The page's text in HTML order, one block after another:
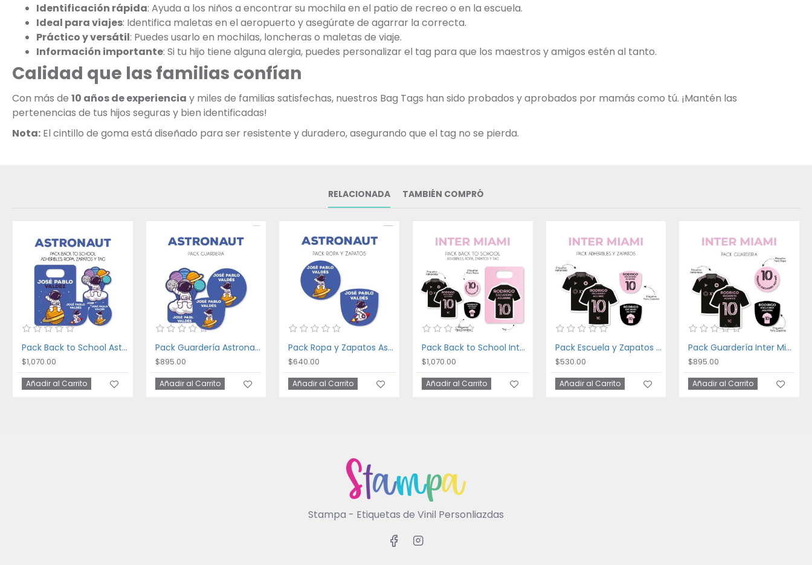
Identificación rápida: Ayuda a los niños a encontrar su mochila en el patio de recreo o en la escuela.
Ideal para viajes: Identifica maletas en el aeropuerto y asegúrate de agarrar la correcta.
Práctico y versátil: Puedes usarlo en mochilas, loncheras o maletas de viaje.
Información importante: Si tu hijo tiene alguna alergia, puedes personalizar el tag para que los maestros y amigos estén al tanto.
Calidad que las familias confían
Con más de 10 años de experiencia y miles de familias satisfechas, nuestros Bag Tags han sido probados y aprobados por mamás como tú. ¡Mantén las
pertenencias de tus hijos seguras y bien identificadas!
Nota: El cintillo de goma está diseñado para ser resistente y duradero, asegurando que el tag no se pierda.
RELACIONADA TAMBIÉN COMPRÓ
Pack Back to School Astronaut
$1,070.00
Añadir al Carrito
Pack Guardería Astronaut
$895.00
Añadir al Carrito
Pack Ropa y Zapatos Astronaut
$640.00
Añadir al Carrito
Pack Back to School Inter Miami
$1,070.00
Añadir al Carrito
Pack Escuela y Zapatos Inter Miami
$530.00
Añadir al Carrito
Pack Guardería Inter Miami
$895.00
Añadir al Carrito
Stampa - Etiquetas de Vinil Personliazdas